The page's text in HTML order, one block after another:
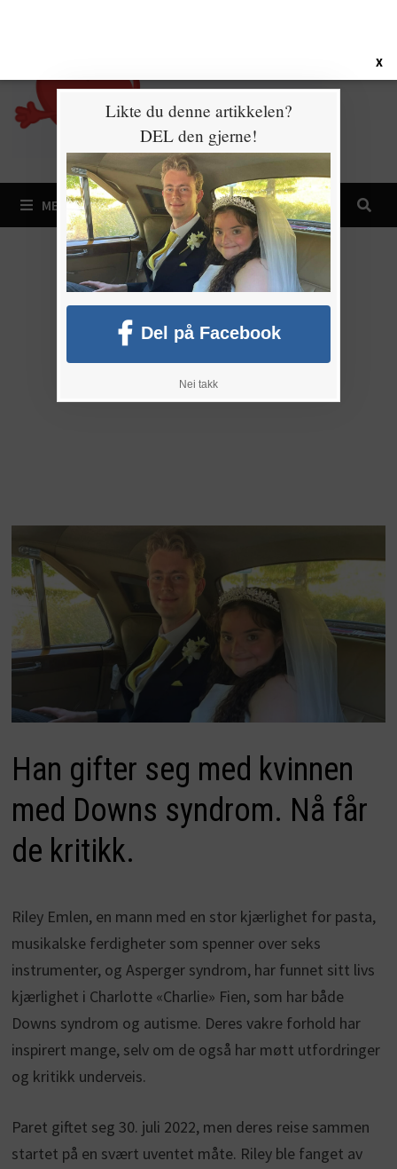
MENY
Han gifter seg med kvinnen
med Downs syndrom. Nå får
de kritikk.
Riley Emlen, en mann med en stor kjærlighet for pasta,
musikalske ferdigheter som spenner over seks
instrumenter, og Asperger syndrom, har funnet sitt livs
kjærlighet i Charlotte «Charlie» Fien, som har både
Downs syndrom og autisme. Deres vakre forhold har
inspirert mange, selv om de også har møtt utfordringer
og kritikk underveis.
Paret giftet seg 30. juli 2022, men deres reise sammen
startet på en svært uventet måte. Riley ble fanget av
X
Likte du denne artikkelen?
DEL den gjerne!
Del på Facebook
Nei takk